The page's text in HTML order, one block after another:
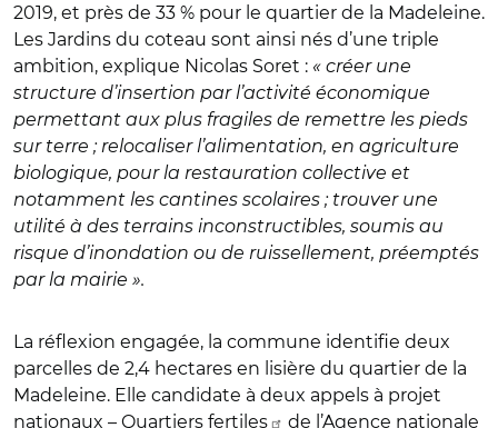
2019, et près de 33 % pour le quartier de la Madeleine.
Les Jardins du coteau sont ainsi nés d’une triple
ambition, explique Nicolas Soret : « créer une
structure d’insertion par l’activité économique
permettant aux plus fragiles de remettre les pieds
sur terre ; relocaliser l’alimentation, en agriculture
biologique, pour la restauration collective et
notamment les cantines scolaires ; trouver une
utilité à des terrains inconstructibles, soumis au
risque d’inondation ou de ruissellement, préemptés
par la mairie ».
La réflexion engagée, la commune identifie deux
parcelles de 2,4 hectares en lisière du quartier de la
Madeleine. Elle candidate à deux appels à projet
nationaux – Quartiers fertiles
de l’Agence nationale